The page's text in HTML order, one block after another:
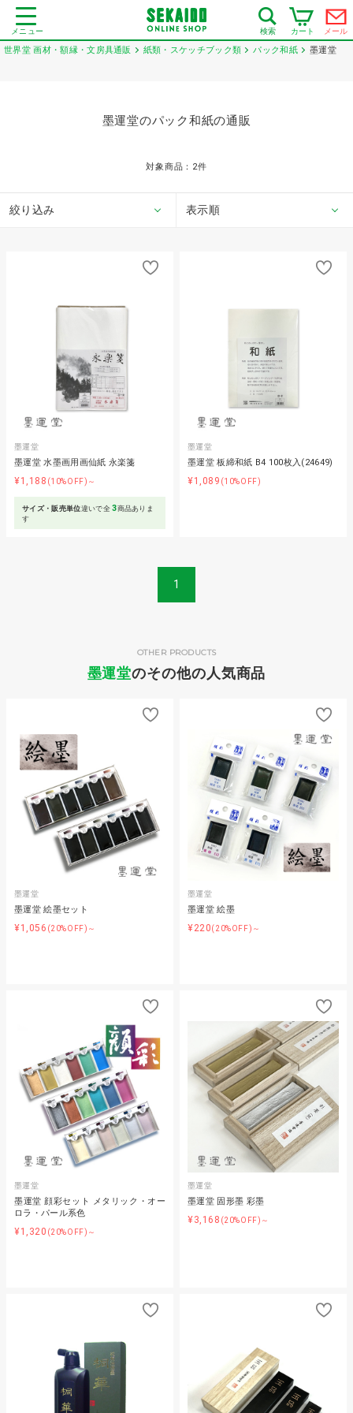
メニュー 検索 カート メール
世界堂 画材・額縁・文房具通販 紙類・スケッチブック類 パック和紙 墨運堂
墨運堂のパック和紙の通販
対象商品： 2件
絞り込み 表示順
墨運堂
墨運堂 水墨画用画仙紙 永楽箋
¥1,188 (10%OFF)～
サイズ・販売単位違いで全3商品ありま
す
墨運堂
墨運堂 板締和紙 B4 100枚入(24649)
¥1,089 (10%OFF)
1
墨運堂のその他の人気商品
OTHER PRODUCTS
墨運堂
墨運堂 絵墨セット
¥1,056 (20%OFF)～
墨運堂
墨運堂 絵墨
¥220(20%OFF)～
墨運堂
墨運堂 顔彩セット メタリック・オー
ロラ・パール系色
¥1,320 (20%OFF)～
墨運堂
墨運堂 固形墨 彩墨
¥3,168 (20%OFF)～